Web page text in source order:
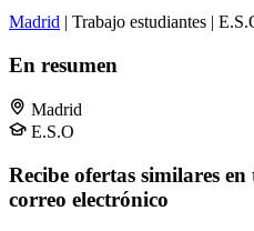
Madrid | Trabajo estudiantes |
En resumen
Madrid
E.S.O
Recibe ofertas similares
correo electrónico